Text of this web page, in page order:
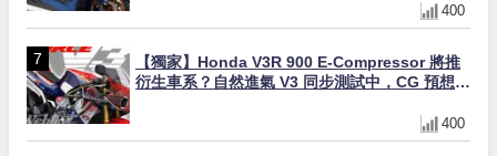
400
【獨家】Honda V3R 900 E-Compressor 將推
衍生車系？自然進氣 V3 同步測試中，CG 預想曝
400